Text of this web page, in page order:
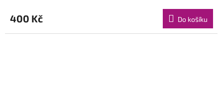
400 Kč Do košíku